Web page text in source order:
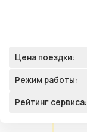
Цена поездки:
Режим работы:
Рейтинг сервиса: